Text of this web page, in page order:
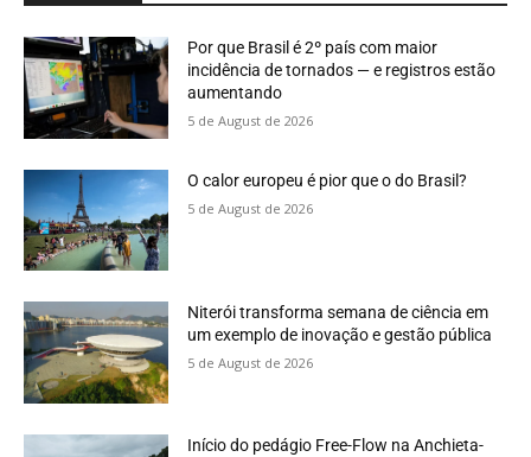
Por que Brasil é 2º país com maior
incidência de tornados — e registros estão
aumentando
5 de August de 2026
O calor europeu é pior que o do Brasil?
5 de August de 2026
Niterói transforma semana de ciência em
um exemplo de inovação e gestão pública
5 de August de 2026
Início do pedágio Free-Flow na Anchieta-